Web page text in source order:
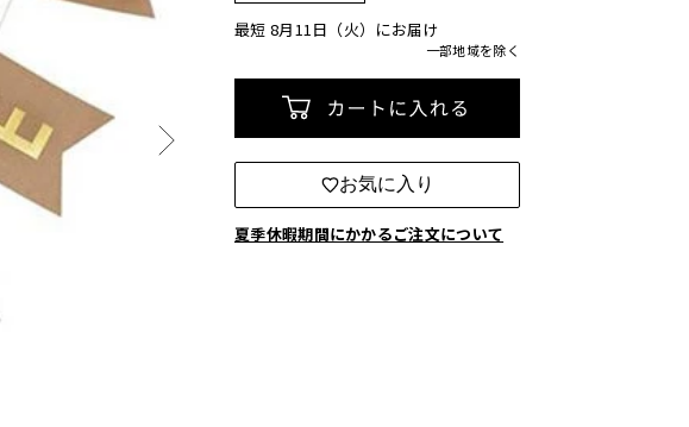
最短 8月11日（火）にお届け
一部地域を除く
お気に入り
夏季休暇期間にかかるご注文について